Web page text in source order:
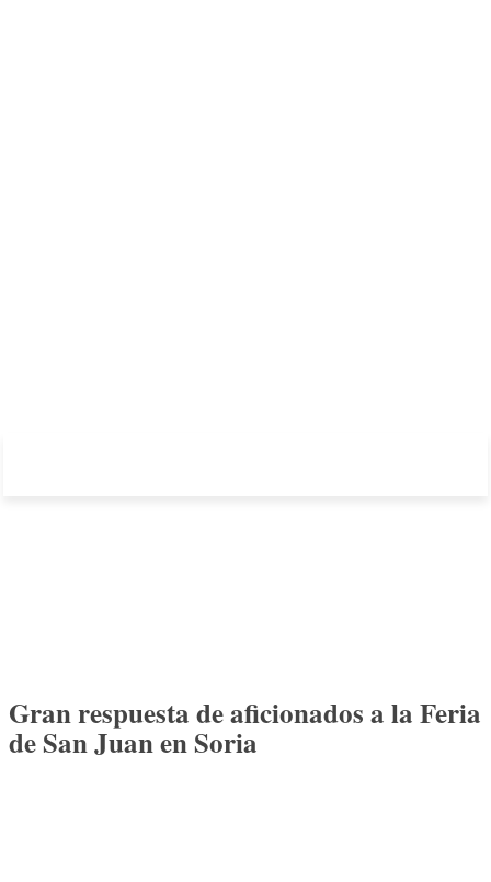
Gran respuesta de aficionados a la Feria
de San Juan en Soria